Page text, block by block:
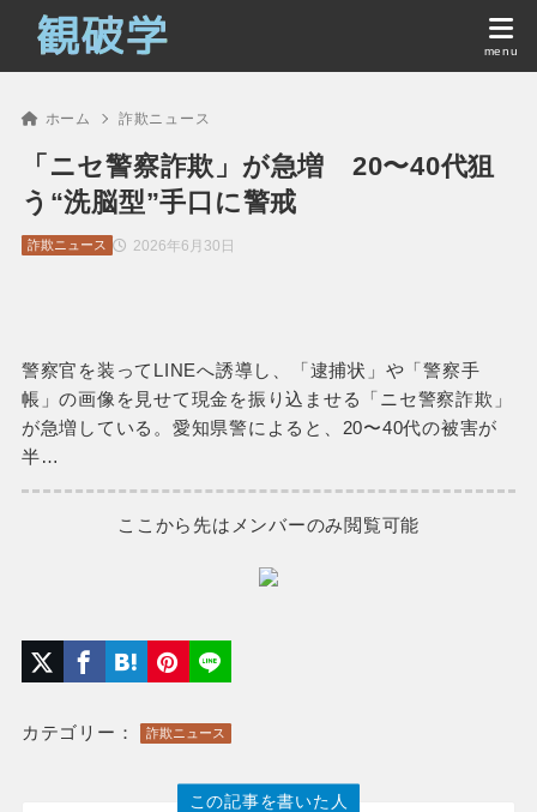
ホーム 詐欺ニュース
「ニセ警察詐欺」が急増 20〜40代狙
う“洗脳型”手口に警戒
2026年6月30日
詐欺ニュース
警察官を装ってLINEへ誘導し、「逮捕状」や「警察手
帳」の画像を見せて現金を振り込ませる「ニセ警察詐欺」
が急増している。愛知県警によると、20〜40代の被害が
半…
ここから先はメンバーのみ閲覧可能
カテゴリー： 詐欺ニュース
この記事を書いた人